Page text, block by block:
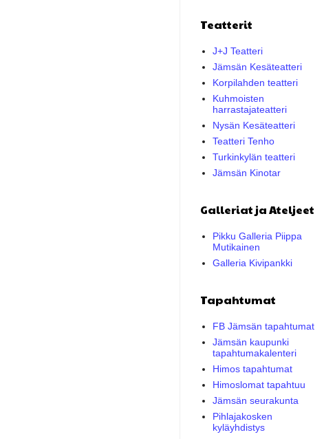
Teatterit
J+J Teatteri
Jämsän Kesäteatteri
Korpilahden teatteri
Kuhmoisten
harrastajateatteri
Nysän Kesäteatteri
Teatteri Tenho
Turkinkylän teatteri
Jämsän Kinotar
Galleriat ja Ateljeet
Pikku Galleria Piippa
Mutikainen
Galleria Kivipankki
Tapahtumat
FB Jämsän tapahtumat
Jämsän kaupunki
tapahtumakalenteri
Himos tapahtumat
Himoslomat tapahtuu
Jämsän seurakunta
Pihlajakosken
kyläyhdistys